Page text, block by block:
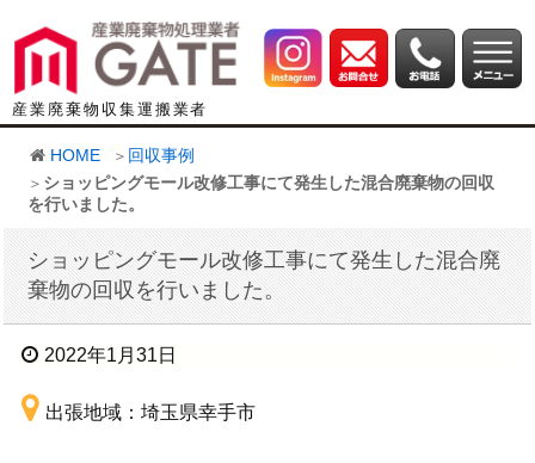
産業廃棄物収集運搬業者
HOME
回収事例
ショッピングモール改修工事にて発生した混合廃棄物の回収
を行いました。
ショッピングモール改修工事にて発生した混合廃
棄物の回収を行いました。
2022年1月31日
出張地域：埼玉県幸手市